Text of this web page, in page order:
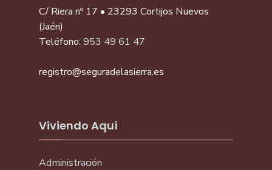
C/ Riera nº 17 • 23293 Cortijos Nuevos
(Jaén)
Teléfono: 953 49 61 47
registro@seguradelasierra.es
Viviendo Aquí
Administración